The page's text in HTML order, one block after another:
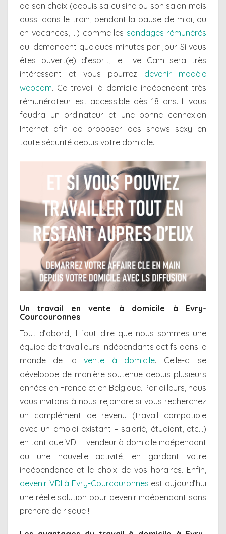
de son choix (depuis sa cuisine ou son salon mais
aussi dans le train, pendant la pause de midi, ou
en vacances, …) comme les sondages rémunérés
qui demandent quelques minutes par jour. Si vous
êtes ouvert(e) d’esprit, le Live Cam sera très
intéressant et vous pourrez devenir modèle
webcam. Ce travail à domicile indépendant très
rémunérateur est accessible dès 18 ans. Il vous
faudra un ordinateur et une bonne connexion
Internet afin de proposer des shows sexy en
toute sécurité depuis votre domicile.
Un travail en vente à domicile à Evry-
Courcouronnes
Tout d’abord, il faut dire que nous sommes une
équipe de travailleurs indépendants actifs dans le
monde de lavente à domicile. Celle-ci se
développe de manière soutenue depuis plusieurs
années en France et en Belgique. Par ailleurs, nous
vous invitons à nous rejoindre si vous recherchez
un complément de revenu (travail compatible
avec un emploi existant – salarié, étudiant, etc…)
en tant que VDI – vendeur à domicile indépendant
ou une nouvelle activité, en gardant votre
indépendance et le choix de vos horaires. Enfin,
devenir VDI à Evry-Courcouronnes est aujourd’hui
une réelle solution pour devenir indépendant sans
prendre de risque !